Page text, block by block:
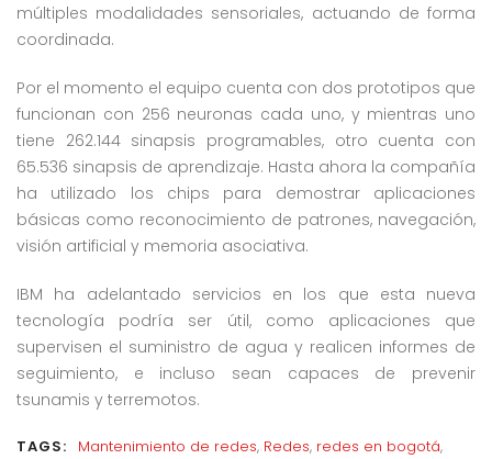
múltiples modalidades sensoriales, actuando de forma
coordinada.
Por el momento el equipo cuenta con dos prototipos que
funcionan con 256 neuronas cada uno, y mientras uno
tiene 262.144 sinapsis programables, otro cuenta con
65.536 sinapsis de aprendizaje. Hasta ahora la compañía
ha utilizado los chips para demostrar aplicaciones
básicas como reconocimiento de patrones, navegación,
visión artificial y memoria asociativa.
IBM ha adelantado servicios en los que esta nueva
tecnología podría ser útil, como aplicaciones que
supervisen el suministro de agua y realicen informes de
seguimiento, e incluso sean capaces de prevenir
tsunamis y terremotos.
TAGS: Mantenimiento de redes, Redes, redes en bogotá,